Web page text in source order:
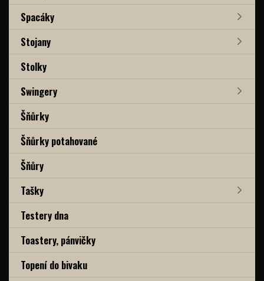
Spacáky
Stojany
Stolky
Swingery
Šňůrky
Šňůrky potahované
Šňůry
Tašky
Testery dna
Toastery, pánvičky
Topení do bivaku